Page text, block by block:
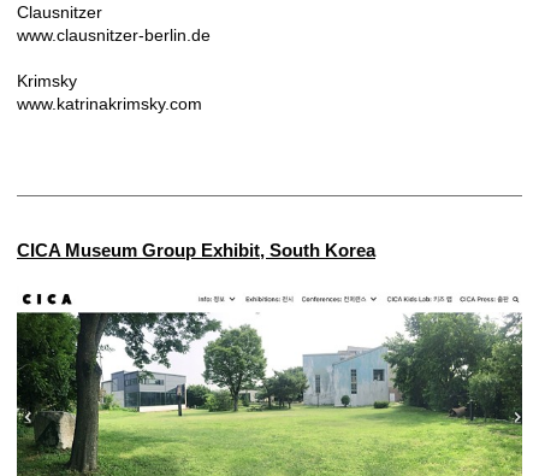
Clausnitzer
www.clausnitzer-berlin.de
Krimsky
www.katrinakrimsky.com
CICA Museum Group Exhibit, South Korea